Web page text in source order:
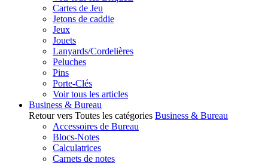
Cartes de Jeu
Jetons de caddie
Jeux
Jouets
Lanyards/Cordelières
Peluches
Pins
Porte-Clés
Voir tous les articles
Business & Bureau
Retour vers Toutes les catégories Business & Bureau
Accessoires de Bureau
Blocs-Notes
Calculatrices
Carnets de notes